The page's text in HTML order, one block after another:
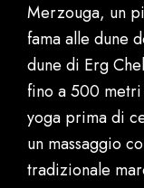
Merzouga, un
fama alle dune
dune di Erg
fino a 500 metri
yoga prima di
un massaggio
tradizionale